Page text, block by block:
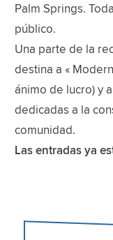
Palm Springs.
público.
Una parte de la
destina a «
ánimo de lucro) y
dedicadas a la
comunidad.
Las entradas ya